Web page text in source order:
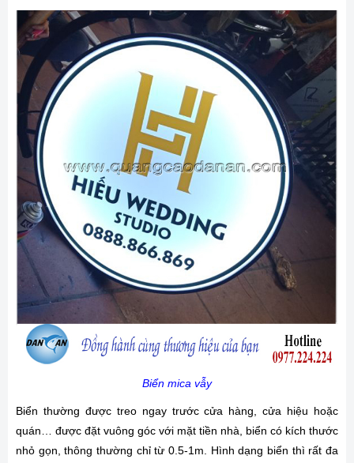
Biển mica vẫy
Biển thường được treo ngay trước cửa hàng, cửa hiệu hoặc
quán… được đặt vuông góc với mặt tiền nhà, biển có kích thước
nhỏ gọn, thông thường chỉ từ 0.5-1m. Hình dạng biển thì rất đa